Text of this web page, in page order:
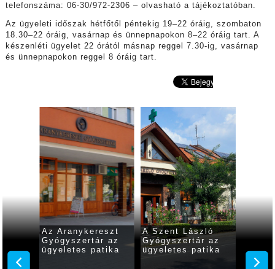
telefonszáma: 06-30/972-2306 – olvasható a tájékoztatóban.
Az ügyeleti időszak hétfőtől péntekig 19–22 óráig, szombaton
18.30–22 óráig, vasárnap és ünnepnapokon 8–22 óráig tart. A
készenléti ügyelet 22 órától másnap reggel 7.30-ig, vasárnap
és ünnepnapokon reggel 8 óráig tart.
Az Aranykereszt
Gyógyszertár az
ügyeletes patika
A Szent László
Gyógyszertár az
ügyeletes patika
A